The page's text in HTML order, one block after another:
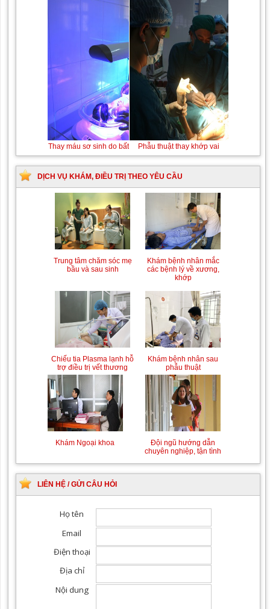
Thay máu sơ sinh do bất đồng nhóm máu
DỊCH VỤ KHÁM, ĐIỀU TRỊ THEO YÊU CẦU
Trung tâm chăm sóc mẹ
bầu và sau sinh
Khám bệnh nhân mắc
các bệnh lý về xương,
khớp
Chiếu tia Plasma lạnh hỗ
trợ điều trị vết thương
Khám bệnh nhân sau
phẫu thuật
Khám Ngoại khoa
Đội ngũ hướng dẫn
chuyên nghiệp, tận tình
LIÊN HỆ / GỬI CÂU HỎI